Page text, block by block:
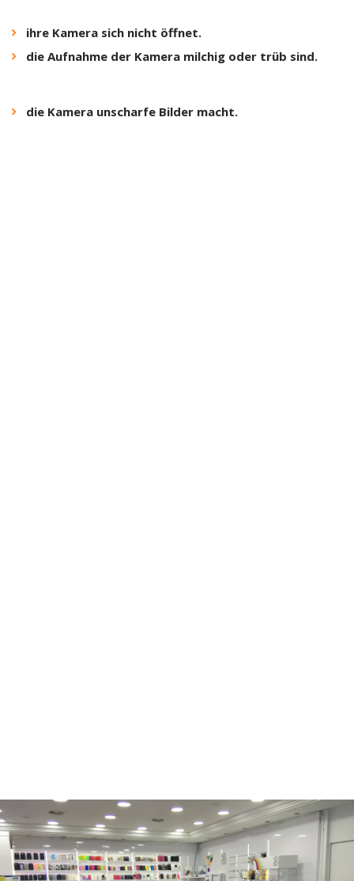
ihre Kamera sich nicht öffnet.
die Aufnahme der Kamera milchig oder trüb sind.
die Kamera unscharfe Bilder macht.